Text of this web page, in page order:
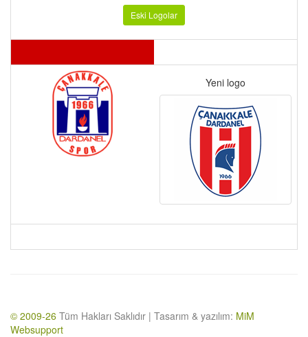
Eski Logolar
Yeni logo
© 2009-26 Tüm Hakları Saklıdır | Tasarım & yazılım: MiM
Websupport